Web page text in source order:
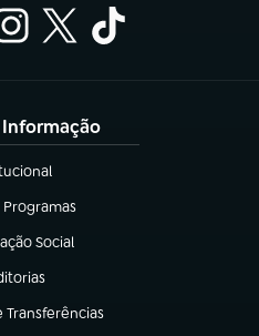
em nova aba)
nova aba)
Social
nova aba)
em nova aba)
Transferências
aba)